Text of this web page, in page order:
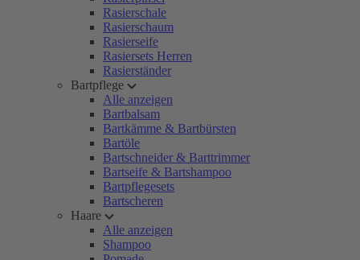
Rasierschale
Rasierschaum
Rasierseife
Rasiersets Herren
Rasierständer
Bartpflege
Alle anzeigen
Bartbalsam
Bartkämme & Bartbürsten
Bartöle
Bartschneider & Barttrimmer
Bartseife & Bartshampoo
Bartpflegesets
Bartscheren
Haare
Alle anzeigen
Shampoo